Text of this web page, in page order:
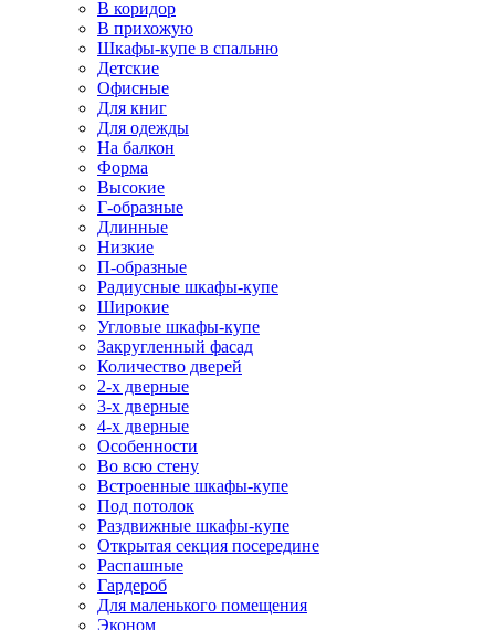
В коридор
В прихожую
Шкафы-купе в спальню
Детские
Офисные
Для книг
Для одежды
На балкон
Форма
Высокие
Г-образные
Длинные
Низкие
П-образные
Радиусные шкафы-купе
Широкие
Угловые шкафы-купе
Закругленный фасад
Количество дверей
2-х дверные
3-х дверные
4-х дверные
Особенности
Во всю стену
Встроенные шкафы-купе
Под потолок
Раздвижные шкафы-купе
Открытая секция посередине
Распашные
Гардероб
Для маленького помещения
Эконом